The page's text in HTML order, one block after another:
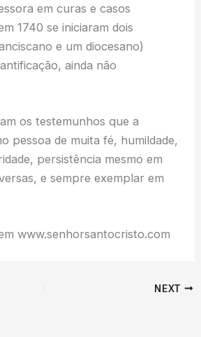
em curas e casos
1740 se iniciaram dois
e um diocesano)
ainda não
os testemunhos que a
pessoa de muita fé, humildade,
persistência mesmo em
e sempre exemplar em
www.senhorsantocristo.com
NEXT